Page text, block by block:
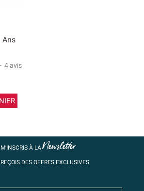
Ans
- 4 avis
À LANewsletter
DES OFFRES EXCLUSIVES